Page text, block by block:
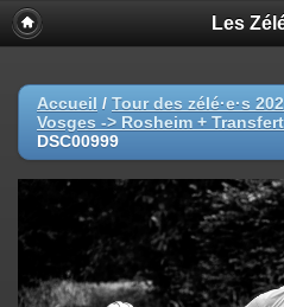
Les
Accueil / Tour des zélé·e·s
Vosges -> Rosheim +
DSC00999